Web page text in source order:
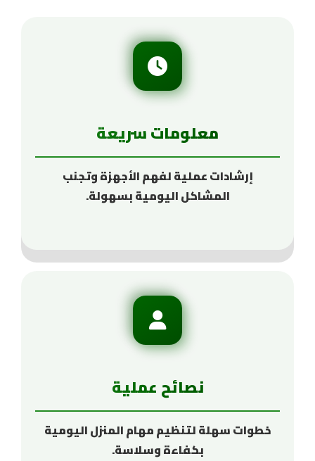
معلومات سريعة
إرشادات عملية لفهم الأجهزة وتجنب
المشاكل اليومية بسهولة.
نصائح عملية
خطوات سهلة لتنظيم مهام المنزل اليومية
بكفاءة وسلاسة.